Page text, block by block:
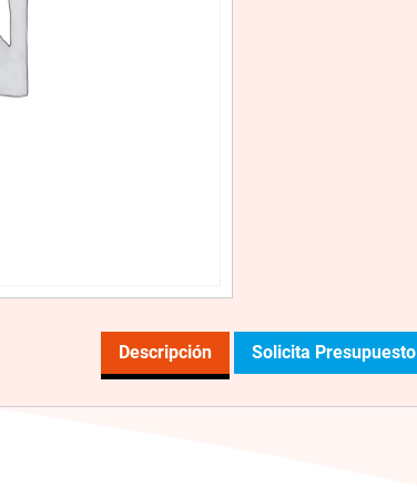
Descripción Solicita Presupuesto